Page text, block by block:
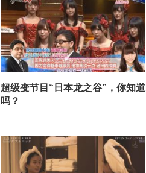
超级变节目“日本龙之谷”，你知道
吗？